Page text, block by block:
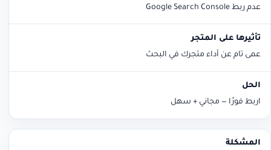
عدم ربط Google Search Console
عمى تام عن أداء متجرك في البحث
اربط فورًا — مجاني + سهل